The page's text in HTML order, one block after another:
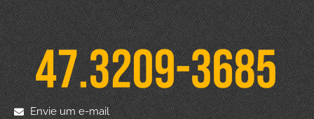
Envie um e-mail